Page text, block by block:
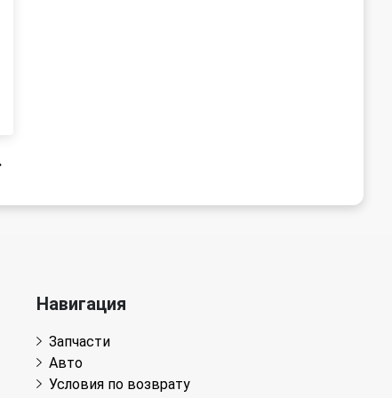
Навигация
Запчасти
Авто
Условия по возврату